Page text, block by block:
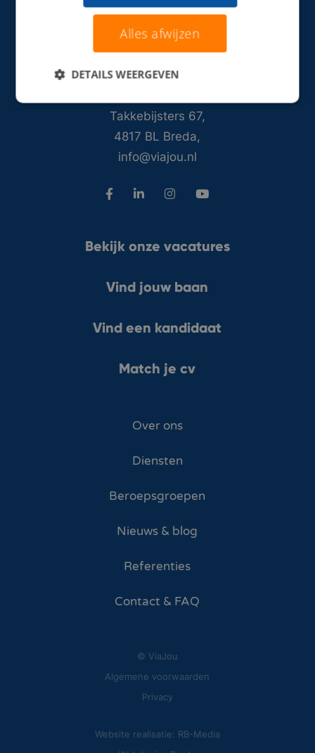
Takkebijsters 67,
4817 BL Breda,
info@viajou.nl
Bekijk onze vacatures
Vind jouw baan
Vind een kandidaat
Match je cv
Over ons
Diensten
Beroepsgroepen
Nieuws & blog
Referenties
Contact & FAQ
© ViaJou
Algemene voorwaarden
Privacy
Website realisatie: RB-Media
Alles afwijzen
DETAILS WEERGEVEN